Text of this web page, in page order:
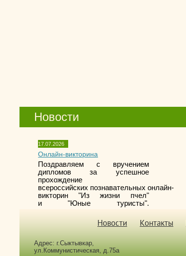
Новости
17.07.2026
Онлайн-викторина
Поздравляем с вручением
дипломов за успешное
прохождение
всероссийских познавательных онлайн-
викторин "Из жизни пчел"
и"Юные туристы".
Новости Контакты
Адрес: г.Сыктывкар,
ул.Коммунистическая, д.75а